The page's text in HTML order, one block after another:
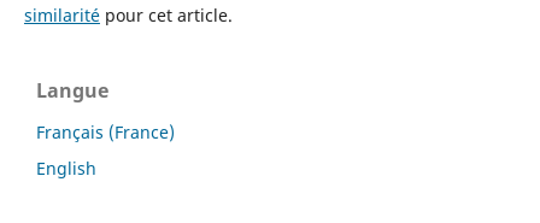
similaritépour cet article.
Langue
Français (France)
English